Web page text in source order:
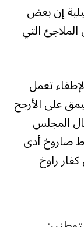
إن بعض
التي
تعمل
على الأرجح
المجلس
صاروخ أدى
راوخ